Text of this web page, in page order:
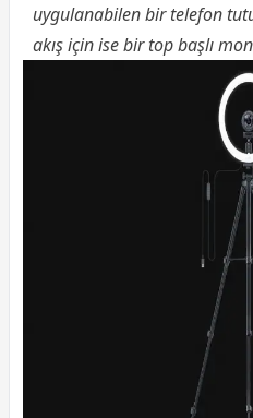
uygulanabilen bir telefon
akış için ise bir top başlı